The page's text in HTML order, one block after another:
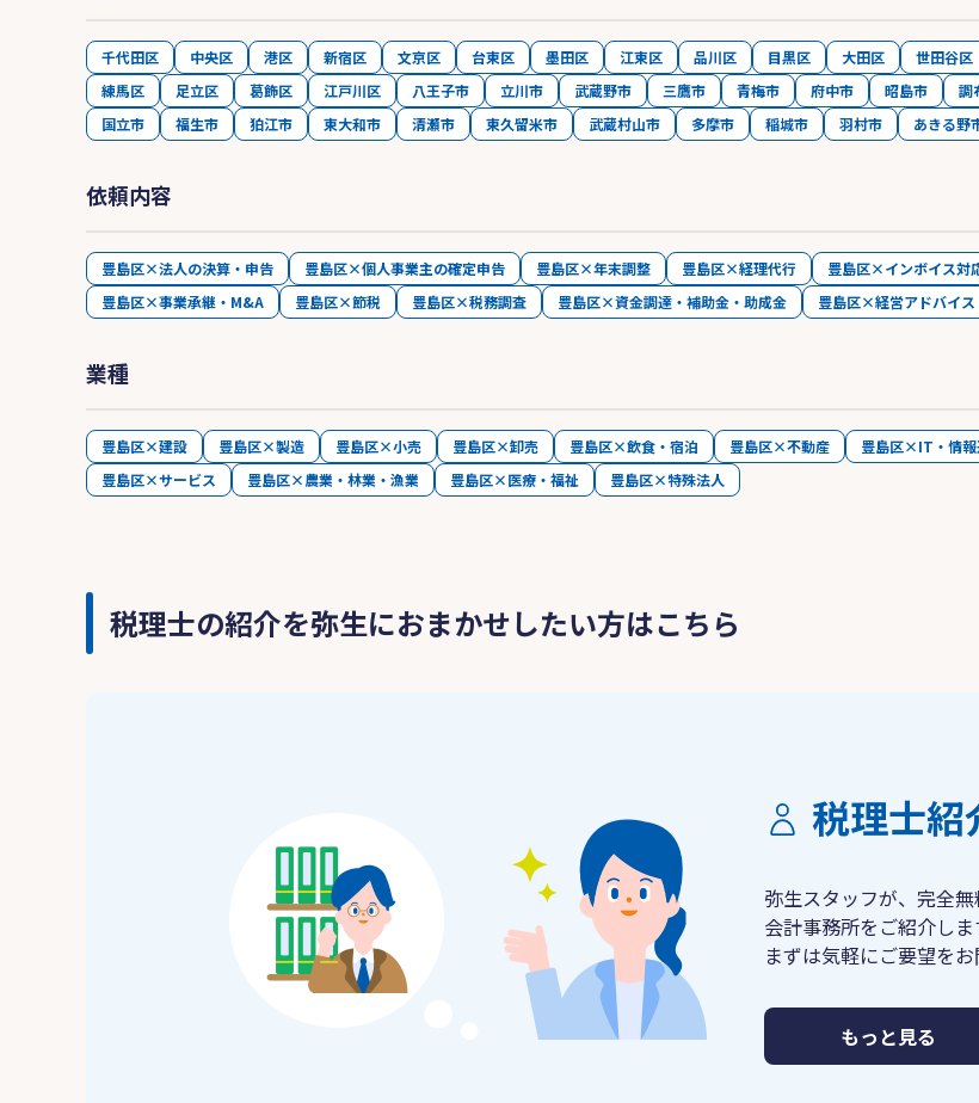
千代田区 中央区 港区 新宿区 文京区 台東区 墨田区 江東区 品川区 目黒区 大田区 世田谷区
練馬区
足立区 葛飾区 江戸川区 八王子市 立川市 武蔵野市 三鷹市 青梅市 府中市 昭島市 調
国立市
福生市 狛江市 東大和市 清瀬市 東久留米市 武蔵村山市 多摩市 稲城市 羽村市 あきる野
依頼内容
豊島区×法人の決算・申告 豊島区×個人事業主の確定申告 豊島区×年末調整 豊島区×経理代行 豊島区×インボイス対
豊島区×事業承継・M&A
豊島区×節税 豊島区×税務調査 豊島区×資金調達・補助金・助成金 豊島区×経営アドバイス
業種
豊島区×建設 豊島区×製造 豊島区×小売 豊島区×卸売 豊島区×飲食・宿泊 豊島区×不動産 豊島区×IT・情報
豊島区×サービス
豊島区×農業・林業・漁業 豊島区×医療・福祉 豊島区×特殊法人
税理士の紹介を弥生におまかせしたい方はこちら
税理士紹
弥生スタッフが、完全
会計事務所をご紹介しま
まずは気軽にご要望をお
もっと見る